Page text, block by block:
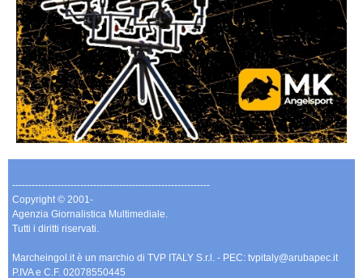
-------------------------------------------------------------
Copyright © 2001-
Agenzia Giornalistica Multimediale.
Tutti i diritti riservati.
Marcheingol.it è un marchio di TVP ITALY S.r.l. - PEC: tvpitaly@arubapec.it
P.IVA e C.F. 02078550445